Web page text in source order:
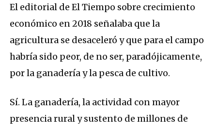
El editorial de El Tiempo sobre crecimiento
económico en 2018 señalaba que la
agricultura se desaceleró y que para el campo
habría sido peor, de no ser, paradójicamente,
por la ganadería y la pesca de cultivo.
Sí. La ganadería, la actividad con mayor
presencia rural y sustento de millones de